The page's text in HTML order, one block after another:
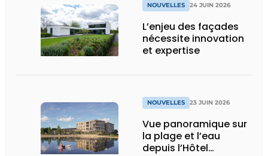
NOUVELLES 24 JUIN 2026
L’enjeu des façades
nécessite innovation
et expertise
NOUVELLES 23 JUIN 2026
Vue panoramique sur
la plage et l’eau
depuis l’Hôtel